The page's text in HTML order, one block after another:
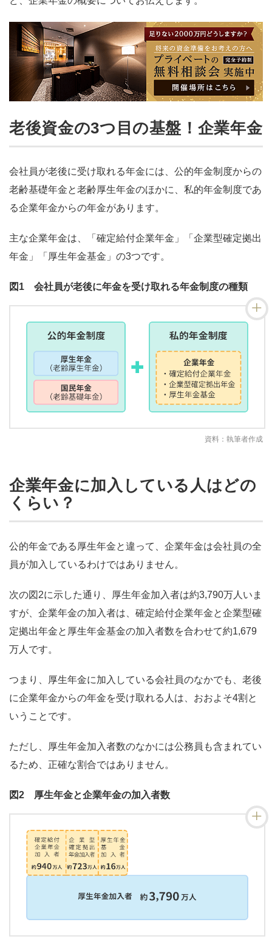
老後資金の3つ目の基盤！企業年金
会社員が老後に受け取れる年金には、公的年金制度からの
老齢基礎年金と老齢厚生年金のほかに、私的年金制度であ
る企業年金からの年金があります。
主な企業年金は、「確定給付企業年金」「企業型確定拠出
年金」「厚生年金基金」の3つです。
図1 会社員が老後に年金を受け取れる年金制度の種類
資料：執筆者作成
企業年金に加入している人はどの
くらい？
公的年金である厚生年金と違って、企業年金は会社員の全
員が加入しているわけではありません。
次の図2に示した通り、厚生年金加入者は約3,790万人いま
すが、企業年金の加入者は、確定給付企業年金と企業型確
定拠出年金と厚生年金基金の加入者数を合わせて約1,679
万人です。
つまり、厚生年金に加入している会社員のなかでも、老後
に企業年金からの年金を受け取れる人は、おおよそ4割と
いうことです。
ただし、厚生年金加入者数のなかには公務員も含まれてい
るため、正確な割合ではありません。
図2 厚生年金と企業年金の加入者数